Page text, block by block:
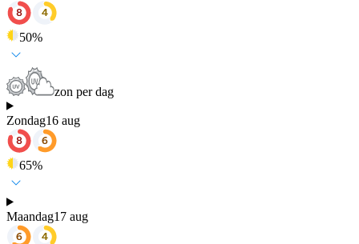
50%
zon per dag
Zondag16 aug
65%
Maandag17 aug